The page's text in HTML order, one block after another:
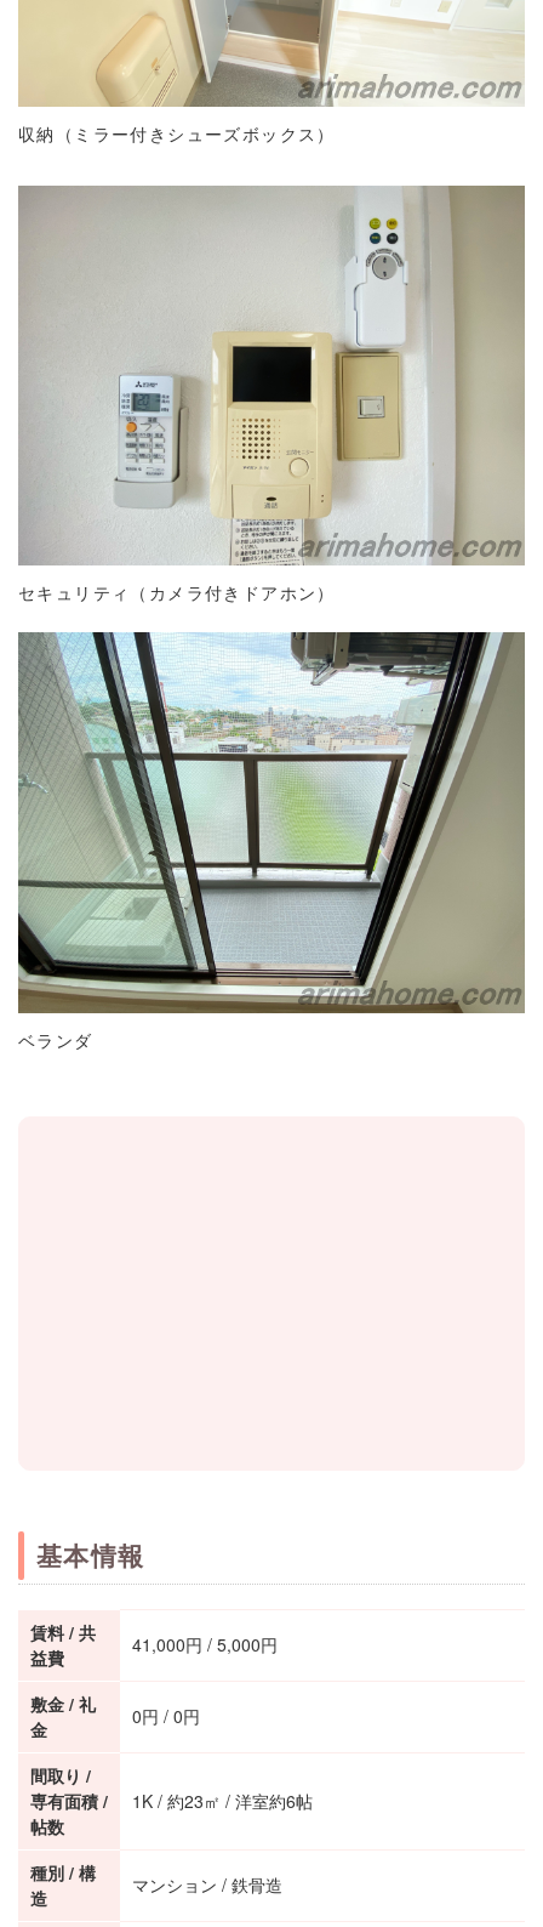
収納（ミラー付きシューズボックス）
セキュリティ（カメラ付きドアホン）
ベランダ
基本情報
賃料 / 共
益費
41,000円 / 5,000円
敷金 / 礼
金
0円 / 0円
間取り /
専有面積 /
帖数
1K / 約23㎡ / 洋室約6帖
種別 / 構
造
マンション / 鉄骨造